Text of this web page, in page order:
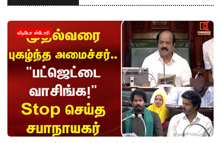
வீடியோ ஸ்டோரி